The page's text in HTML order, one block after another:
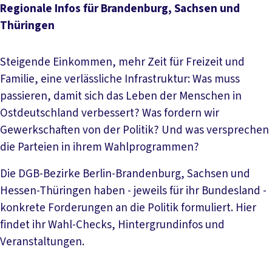
Regionale Infos für Brandenburg, Sachsen und
Thüringen
Steigende Einkommen, mehr Zeit für Freizeit und
Familie, eine verlässliche Infrastruktur: Was muss
passieren, damit sich das Leben der Menschen in
Ostdeutschland verbessert? Was fordern wir
Gewerkschaften von der Politik? Und was versprechen
die Parteien in ihrem Wahlprogrammen?
Die DGB-Bezirke Berlin-Brandenburg, Sachsen und
Hessen-Thüringen haben - jeweils für ihr Bundesland -
konkrete Forderungen an die Politik formuliert. Hier
findet ihr Wahl-Checks, Hintergrundinfos und
Veranstaltungen.